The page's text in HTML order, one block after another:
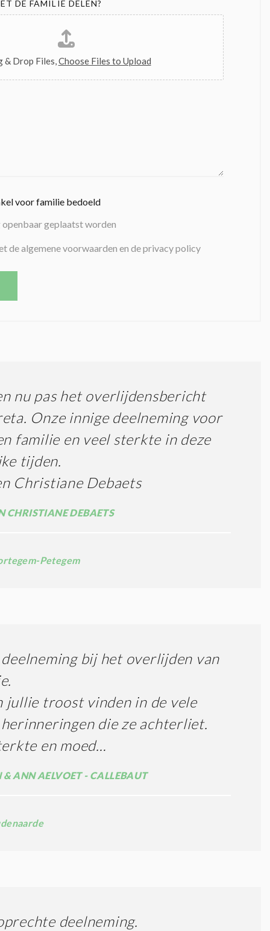
DE FAMILIE DELEN?
& Drop Files,Choose Files to Upload
voor familie bedoeld
geplaatst worden
de algemene voorwaarden en de privacy policy
nu pas het overlijdensbericht
Onze innige deelneming voor
familie en veel sterkte in deze
tijden.
Christiane Debaets
CHRISTIANE DEBAETS
Petegem
bij het overlijden van
jullie troost vinden in de vele
die ze achterliet.
en moed…
& ANN AELVOET - CALLEBAUT
deelneming.